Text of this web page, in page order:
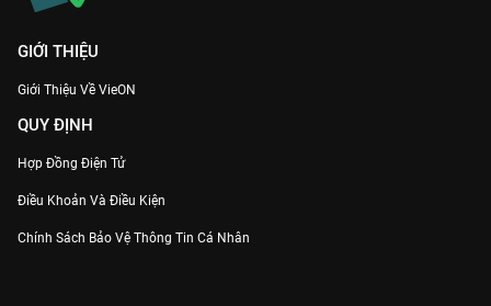
GIỚI THIỆU
Giới Thiệu Về VieON
QUY ĐỊNH
Hợp Đồng Điện Tử
Điều Khoản Và Điều Kiện
Chính Sách Bảo Vệ Thông Tin Cá Nhân